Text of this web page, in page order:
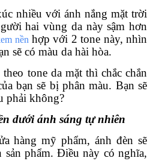
nhiều với ánh nắng mặt trời
hai vùng da này sậm hơn
nền hợp với 2 tone này, nhìn
sẽ có màu da hài hòa.
tone da mặt thì chắc chắn
bạn sẽ bị phân màu. Bạn sẽ
phải không?
dưới ánh sáng tự nhiên
hàng mỹ phẩm, ánh đèn sẽ
sản phẩm. Điều này có nghĩa,